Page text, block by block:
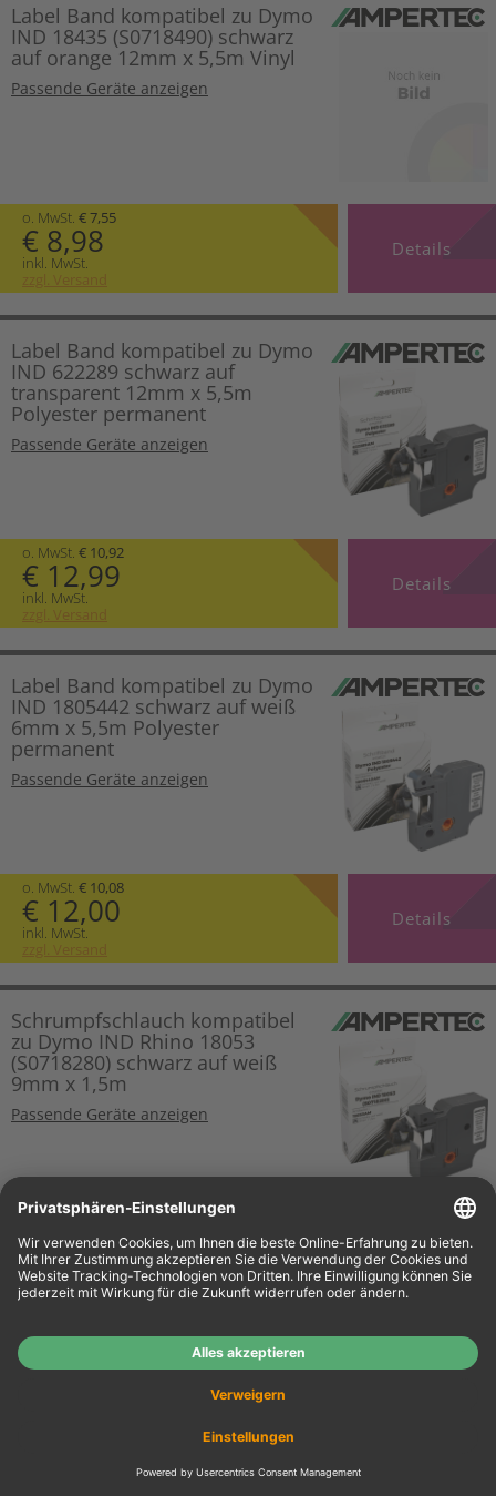
Label Band kompatibel zu Dymo
IND 18435 (S0718490) schwarz
auf orange 12mm x 5,5m Vinyl
Passende Geräte anzeigen
o. MwSt. € 7,55
€ 8,98
inkl. MwSt.
zzgl. Versand
Details
Label Band kompatibel zu Dymo
IND 622289 schwarz auf
transparent 12mm x 5,5m
Polyester permanent
Passende Geräte anzeigen
o. MwSt. € 10,92
€ 12,99
inkl. MwSt.
zzgl. Versand
Details
Label Band kompatibel zu Dymo
IND 1805442 schwarz auf weiß
6mm x 5,5m Polyester
permanent
Passende Geräte anzeigen
o. MwSt. € 10,08
€ 12,00
inkl. MwSt.
zzgl. Versand
Details
Schrumpfschlauch kompatibel
zu Dymo IND Rhino 18053
(S0718280) schwarz auf weiß
9mm x 1,5m
Passende Geräte anzeigen
o. MwSt.
€ 20,99
inkl. MwSt.
zzgl. Versand
Details
Dymo Label Band IND 18483
(S0718210) schwarz auf weiß
12mm x 5,5m Polyester
Passende Geräte anzeigen